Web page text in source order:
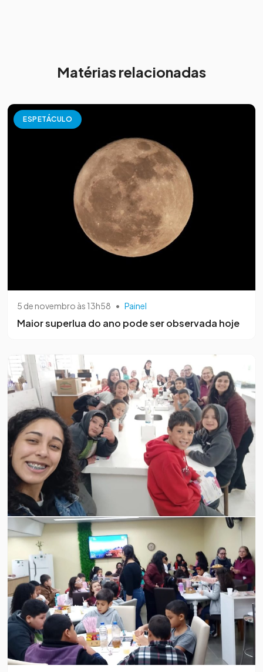
Matérias relacionadas
ESPETÁCULO
5 de novembro às 13h58 • Painel
Maior superlua do ano pode ser observada hoje